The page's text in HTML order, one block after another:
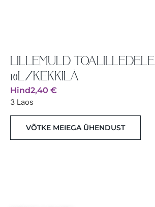
LILLEMULD TOALILLEDELE
10L/KEKKILÄ
Hind2,40 €
3 Laos
VÕTKE MEIEGA ÜHENDUST